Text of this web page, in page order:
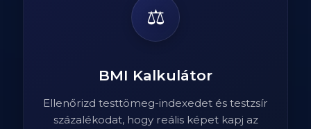
⚖️
BMI Kalkulátor
Ellenőrizd testtömeg-indexedet és testzsír
százalékodat, hogy reális képet kapj az